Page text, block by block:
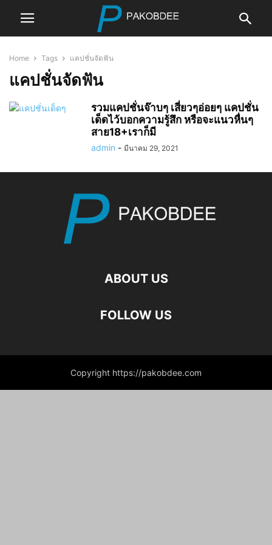
Home Tags แคปชั่นจัดฟัน
แคปชั่นจัดฟัน
รวมแคปชั่นจ๊าบๆ เสี่ยวๆอ่อยๆ แคปชั่น
เด็ดไว้บอกความรู้สึก หรือจะแนวหื่นๆ
สาย18+เราก็มี
admin - มีนาคม 29, 2021
ABOUT US
FOLLOW US
Copyright https://pakobdee.com